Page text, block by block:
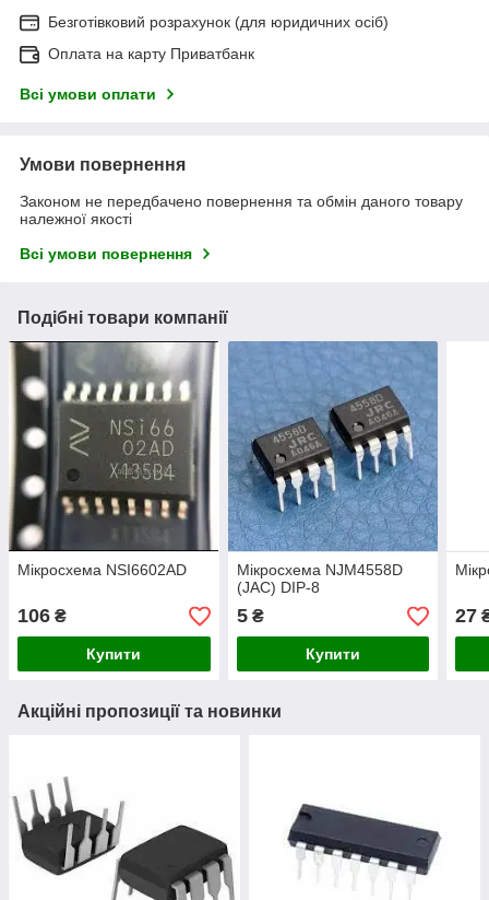
Безготівковий розрахунок (для юридичних осіб)
Оплата на карту Приватбанк
Всі умови оплати
Умови повернення
Законом не передбачено повернення та обмін даного товару
належної якості
Всі умови повернення
Подібні товари компанії
Мікросхема NSI6602AD
106 ₴
Купити
Мікросхема NJM4558D
(JAC) DIP-8
5₴
Купити
27
Акційні пропозиції та новинки